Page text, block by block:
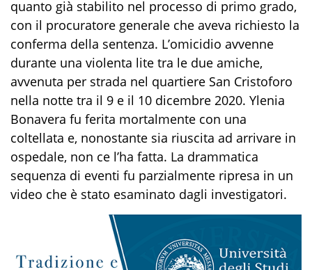
quanto già stabilito nel processo di primo grado,
con il procuratore generale che aveva richiesto la
conferma della sentenza. L’omicidio avvenne
durante una violenta lite tra le due amiche,
avvenuta per strada nel quartiere San Cristoforo
nella notte tra il 9 e il 10 dicembre 2020. Ylenia
Bonavera fu ferita mortalmente con una
coltellata e, nonostante sia riuscita ad arrivare in
ospedale, non ce l’ha fatta. La drammatica
sequenza di eventi fu parzialmente ripresa in un
video che è stato esaminato dagli investigatori.